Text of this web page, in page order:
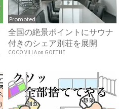
Promoted
全国の絶景ポイントにサウナ
付きのシェア別荘を展開
COCO VILLA on GOETHE